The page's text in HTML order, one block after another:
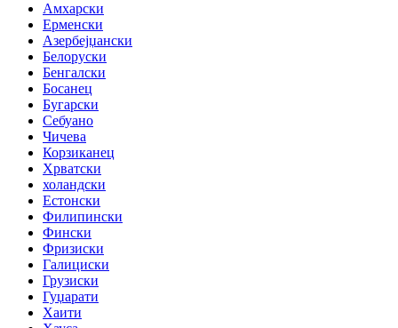
Амхарски
Ерменски
Азербејџански
Белоруски
Бенгалски
Босанец
Бугарски
Себуано
Чичева
Корзиканец
Хрватски
холандски
Естонски
Филипински
Фински
Фризиски
Галициски
Грузиски
Гуџарати
Хаити